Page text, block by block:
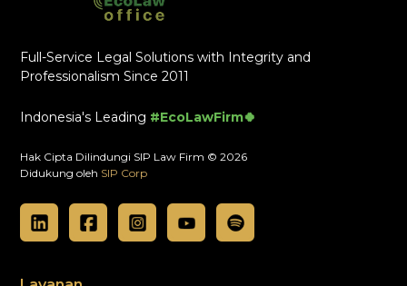
Full-Service Legal Solutions with Integrity and
Professionalism Since 2011
Indonesia's Leading #EcoLawFirm🍀
Hak Cipta Dilindungi SIP Law Firm © 2026
Didukung oleh SIP Corp